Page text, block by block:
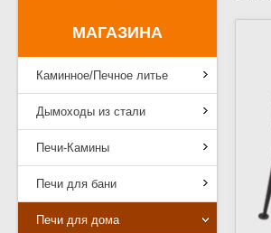
МАГАЗИНА
Каминное/Печное литье
Дымоходы из стали
Печи-Камины
Печи для бани
Печи для дома